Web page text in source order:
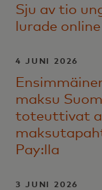
Sju av tio
lurade online
4 JUNI 2026
maksu
toteuttivat
Pay:lla
3 JUNI 2026